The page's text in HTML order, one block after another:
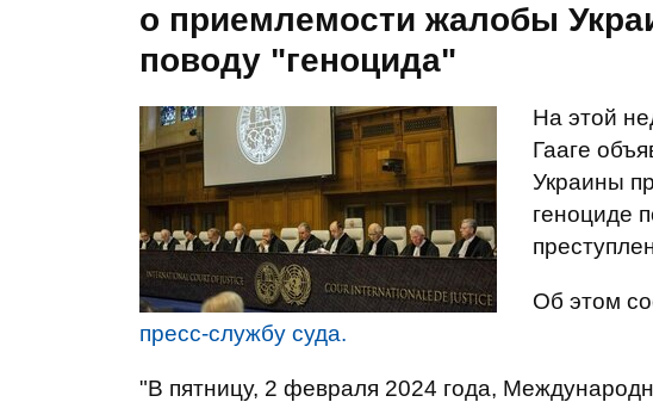
о приемлемости жалобы
поводу "геноцида"
На этой
Гааге
Украины
геноциде
Об этом
пресс-службу суда.
"В пятницу, 2 февраля 2024 года,